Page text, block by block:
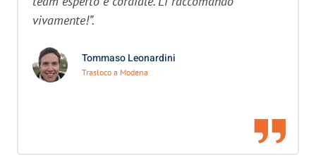
vivamente!”.
Tommaso Leonardini
Trasloco a Modena